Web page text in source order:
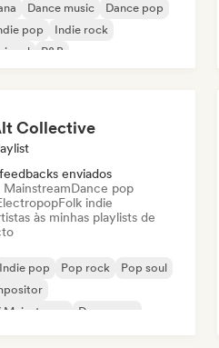
Dance music
Dance pop
pop
Indie rock
R&B
Collective
enviados
Dance pop
Folk indie
às minhas playlists de
Indie pop Pop rock
Pop soul
Dance pop